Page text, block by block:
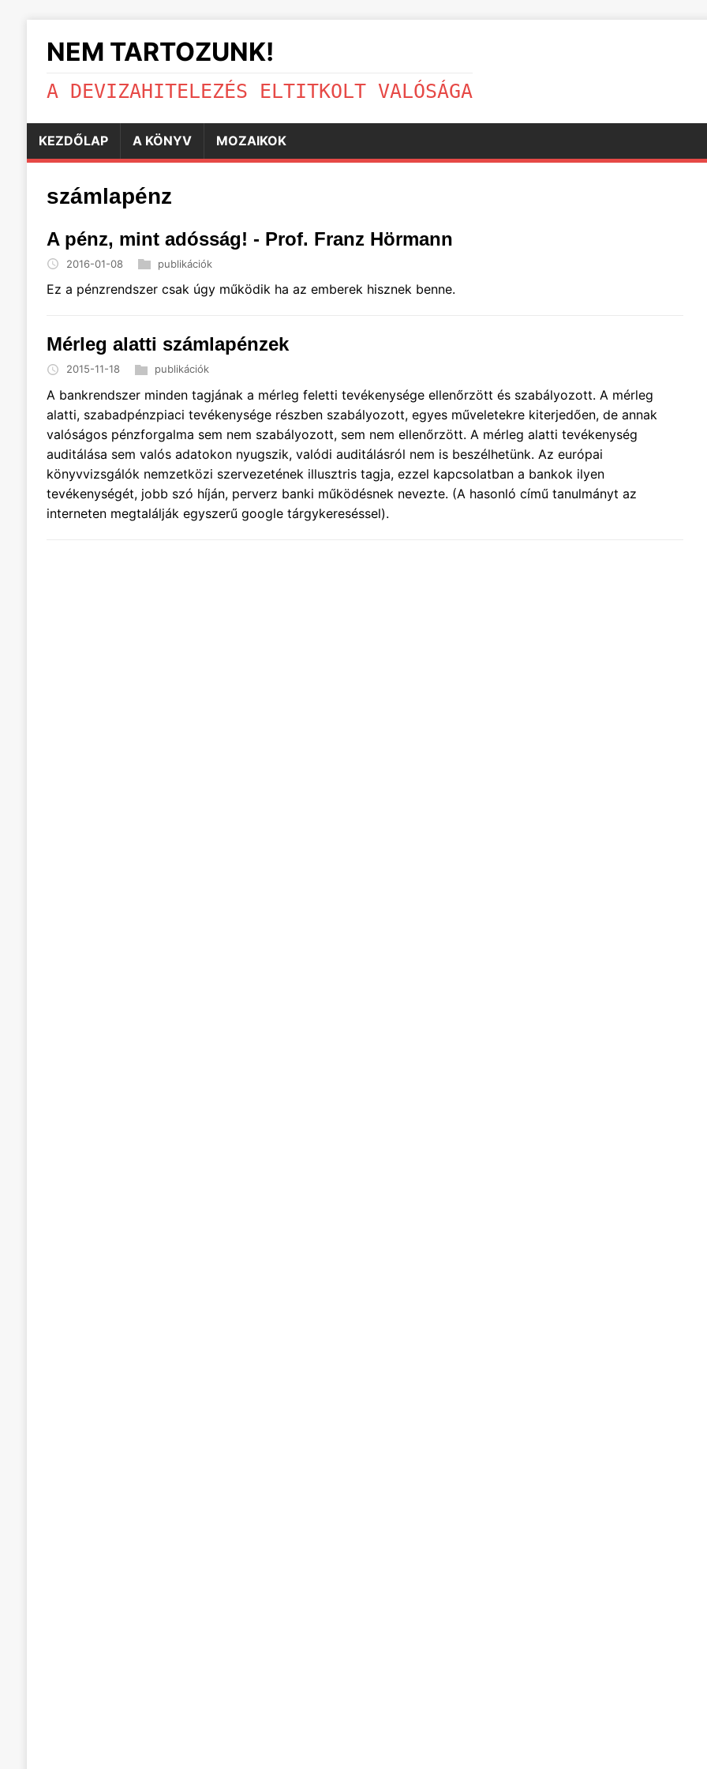
NEM TARTOZUNK!
A DEVIZAHITELEZÉS ELTITKOLT VALÓSÁGA
KEZDŐLAP A KÖNYV MOZAIKOK
számlapénz
A pénz, mint adósság! - Prof. Franz Hörmann
2016-01-08 publikációk
Ez a pénzrendszer csak úgy működik ha az emberek hisznek benne.
Mérleg alatti számlapénzek
2015-11-18 publikációk
A bankrendszer minden tagjának a mérleg feletti tevékenysége ellenőrzött és szabályozott. A mérleg
alatti, szabadpénzpiaci tevékenysége részben szabályozott, egyes műveletekre kiterjedően, de annak
valóságos pénzforgalma sem nem szabályozott, sem nem ellenőrzött. A mérleg alatti tevékenység
auditálása sem valós adatokon nyugszik, valódi auditálásról nem is beszélhetünk. Az európai
könyvvizsgálók nemzetközi szervezetének illusztris tagja, ezzel kapcsolatban a bankok ilyen
tevékenységét, jobb szó híján, perverz banki működésnek nevezte. (A hasonló című tanulmányt az
interneten megtalálják egyszerű google tárgykereséssel).